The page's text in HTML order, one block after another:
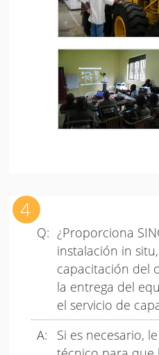
¿Proporciona
instalación in
capacitación del
la entrega del
el servicio de
Si es necesario,